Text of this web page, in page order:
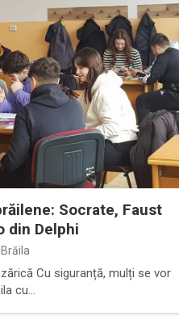
Socrate, Faust
din Delphi
Cu siguranță, mulți se vor
cu…